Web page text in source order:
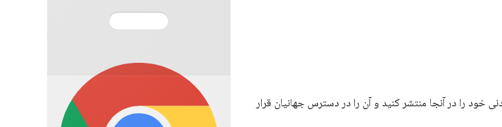
خود را در آنجا منتشر کنید و آن را در دسترس جهانیان قرار